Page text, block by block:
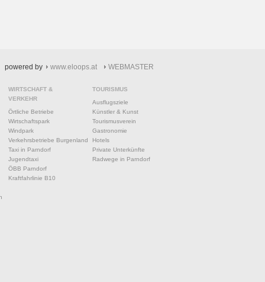
powered by www.eloops.at WEBMASTER
WIRTSCHAFT &
VERKEHR
Örtliche Betriebe
Wirtschaftspark
Windpark
Verkehrsbetriebe Burgenland
Taxi in Parndorf
Jugendtaxi
ÖBB Parndorf
Kraftfahrlinie B10
TOURISMUS
Ausflugsziele
Künstler & Kunst
Tourismusverein
Gastronomie
Hotels
Private Unterkünfte
Radwege in Parndorf